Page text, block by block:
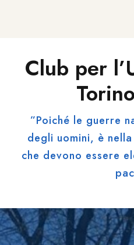
Club per
”Poiché le guerre
degli uomini, è
che devono essere